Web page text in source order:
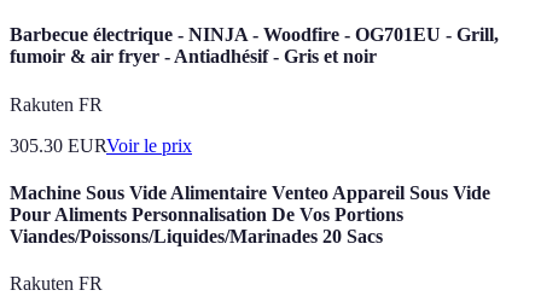
Barbecue électrique - NINJA - Woodfire - OG701EU - Grill,
fumoir & air fryer - Antiadhésif - Gris et noir
Rakuten FR
305.30 EURVoir le prix
Machine Sous Vide Alimentaire Venteo Appareil Sous Vide
Pour Aliments Personnalisation De Vos Portions
Viandes/Poissons/Liquides/Marinades 20 Sacs
Rakuten FR